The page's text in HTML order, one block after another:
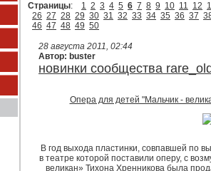
Страницы: 1 2 3 4 5 6 7 8 9 10 11 12
26 27 28 29 30 31 32 33 34 35 36 37
46 47 48 49 50
28 августа 2011, 02:44
Автор: buster
новинки сообщества
Опера для детей "Мальчик -
В год выхода пластинки, совпавшей по
в театре которой поставили оперу, с
великан» Тихона Хренникова была